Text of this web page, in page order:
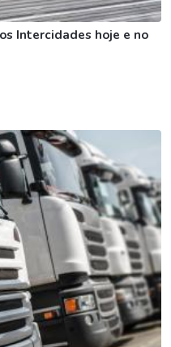
Intercidades hoje e no